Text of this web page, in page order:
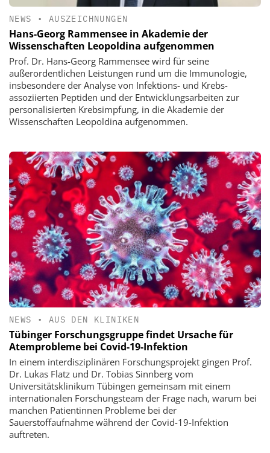
NEWS • AUSZEICHNUNGEN
Hans-Georg Rammensee in Akademie der
Wissenschaften Leopoldina aufgenommen
Prof. Dr. Hans-Georg Rammensee wird für seine
außerordentlichen Leistungen rund um die Immunologie,
insbesondere der Analyse von Infektions- und Krebs-
assoziierten Peptiden und der Entwicklungsarbeiten zur
personalisierten Krebsimpfung, in die Akademie der
Wissenschaften Leopoldina aufgenommen.
NEWS • AUS DEN KLINIKEN
Tübinger Forschungsgruppe findet Ursache für
Atemprobleme bei Covid-19-Infektion
In einem interdisziplinären Forschungsprojekt gingen Prof.
Dr. Lukas Flatz und Dr. Tobias Sinnberg vom
Universitätsklinikum Tübingen gemeinsam mit einem
internationalen Forschungsteam der Frage nach, warum bei
manchen Patientinnen Probleme bei der
Sauerstoffaufnahme während der Covid-19-Infektion
auftreten.